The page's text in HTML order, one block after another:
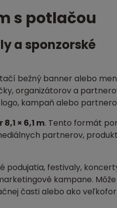
s potlačou
a sponzorské
bežný banner alebo
organizátorov a
kampaň alebo
× 6,1 m. Tento formát
partnerov,
podujatia, festivaly,
kampane.
časti alebo ako